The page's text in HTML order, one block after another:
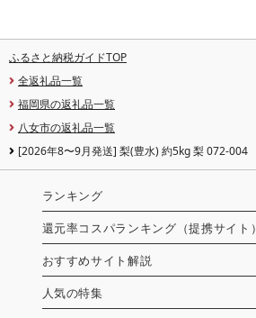
ふるさと納税ガイドTOP
全返礼品一覧
福岡県の返礼品一覧
八女市の返礼品一覧
[2026年8〜9月発送] 梨(豊水) 約5kg 梨 072-004
ランキング
還元率コスパランキング（提携サイト）
おすすめサイト解説
人気の特集